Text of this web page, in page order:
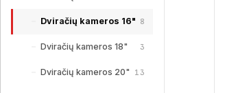
Dviračių kameros 16" 8
Dviračių kameros 18" 3
Dviračių kameros 20" 13